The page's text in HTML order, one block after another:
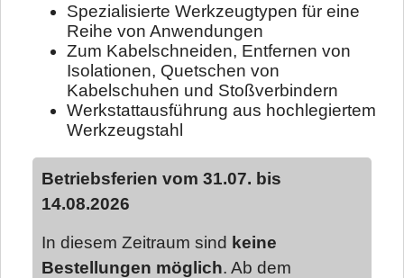
Spezialisierte Werkzeugtypen für eine
Reihe von Anwendungen
Zum Kabelschneiden, Entfernen von
Isolationen, Quetschen von
Kabelschuhen und Stoßverbindern
Werkstattausführung aus hochlegiertem
Werkzeugstahl
Betriebsferien vom 31.07. bis
14.08.2026
In diesem Zeitraum sind keine
Bestellungen möglich. Ab dem